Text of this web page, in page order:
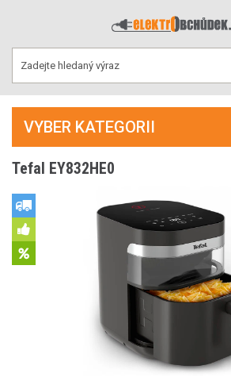
VYBER KATEGORII
Tefal EY832HE0